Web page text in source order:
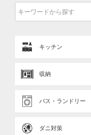
キッチン
収納
バス・ランドリー
ダニ対策